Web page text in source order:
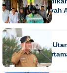
Relokasi Dayah
DAERAH
Bupati Aceh
anak hari